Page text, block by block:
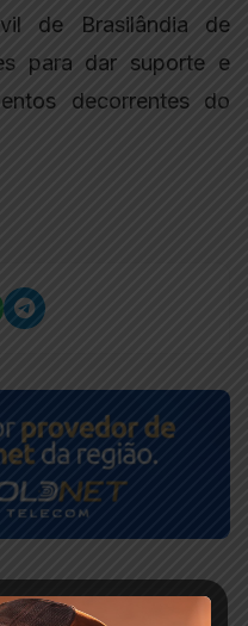
de Brasilândia de
para dar suporte e
decorrentes do